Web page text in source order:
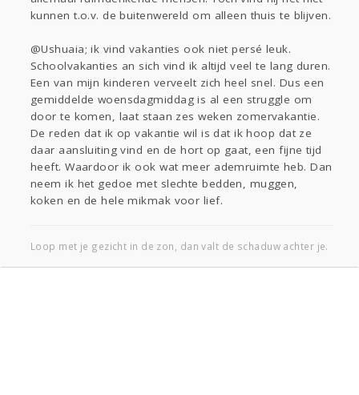
kunnen t.o.v. de buitenwereld om alleen thuis te blijven.
@Ushuaia; ik vind vakanties ook niet persé leuk.
Schoolvakanties an sich vind ik altijd veel te lang duren.
Een van mijn kinderen verveelt zich heel snel. Dus een
gemiddelde woensdagmiddag is al een struggle om
door te komen, laat staan zes weken zomervakantie.
De reden dat ik op vakantie wil is dat ik hoop dat ze
daar aansluiting vind en de hort op gaat, een fijne tijd
heeft. Waardoor ik ook wat meer ademruimte heb. Dan
neem ik het gedoe met slechte bedden, muggen,
koken en de hele mikmak voor lief.
Loop met je gezicht in de zon, dan valt de schaduw achter je.